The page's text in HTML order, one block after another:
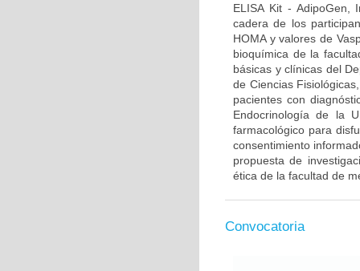
ELISA Kit - AdipoGen,
cadera de los
HOMA y valores de
bioquímica de la
básicas y clínicas del
de Ciencias
pacientes con
Endocrinología de la
farmacológico para
consentimiento
propuesta de
ética de la facultad de
Convocatoria